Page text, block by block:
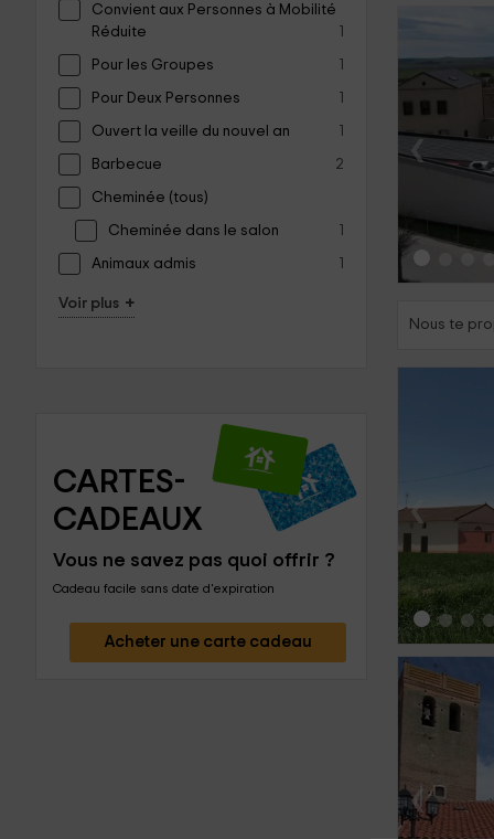
Convient aux Personnes à Mobilité
Réduite
1
Pour les Groupes 1
Pour Deux Personnes 1
Ouvert la veille du nouvel an 1
Barbecue 2
Cheminée (tous)
Cheminée dans le salon 1
Animaux admis 1
Voir plus +
CARTES-
CADEAUX
Vous ne savez pas quoi offrir ?
Cadeau facile sans date d'expiration
Acheter une carte cadeau
‹
Nous te
‹
‹